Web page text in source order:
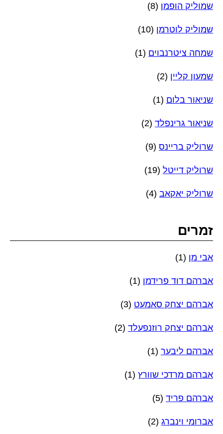
שמוליק הופמן (8)
שמוליק לוטרמן (10)
שמחה ציטרנבוים (1)
שמעון קליין (2)
שניאור בלום (1)
שניאור גרינפלד (2)
שרוליק בריינס (9)
שרוליק דייטל (19)
שרוליק יאקאב (4)
זמרים
אבי מן (1)
אברהם דוד פרידמן (1)
אברהם יצחק סאמעט (3)
אברהם יצחק רוזנפעלד (2)
אברהם ליבער (1)
אברהם מרדכי שוורץ (1)
אברהם פריד (5)
אברומי וינברג (2)